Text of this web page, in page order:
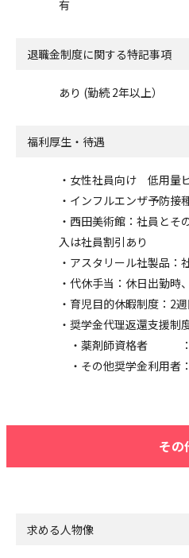
有
退職金制度に関する特記事項
あり (勤続 2年以上）
福利厚生・待遇
・女性社員向け 低用量
・インフルエンザ予防接
・西田美術館：社員と
入は社員割引あり
・アスタリール社製品：
・代休手当：休日出勤時
・育児目的休暇制度：2
・奨学金代理返還支援制
・薬剤師資格者 ：
・その他奨学金利用者
その
求める人物像